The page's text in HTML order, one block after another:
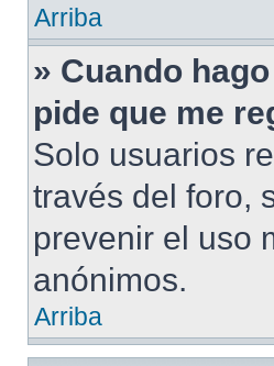
Arriba
» Cuando
pide que me
Solo usuarios
través del foro,
prevenir el uso
anónimos.
Arriba